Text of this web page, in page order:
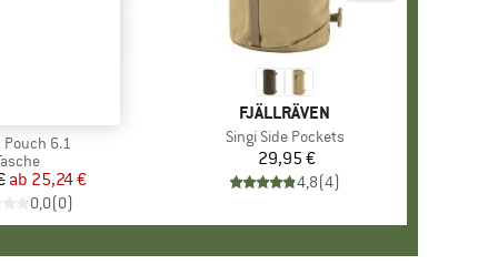
Pouch 6.1
Preis
reduzierter Preis
ab 25,24 €
0,0(0)
MARKE
FJÄLLRÄVEN
Artikel
Singi Side Pockets
Preis
29,95 €
4,8(4)